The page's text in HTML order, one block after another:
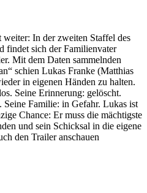
In der zweiten Staffel des
findet sich der Familienvater
Mit dem Daten sammelnden
schien Lukas Franke (Matthias
in eigenen Händen zu halten.
Seine Erinnerung: gelöscht.
Familie: in Gefahr. Lukas ist
Chance: Er muss die mächtigste
und sein Schicksal in die eigene
den Trailer anschauen